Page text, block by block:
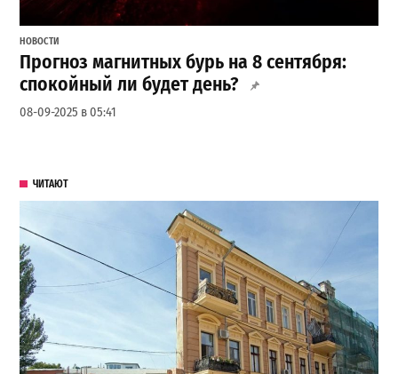
НОВОСТИ
Прогноз магнитных бурь на 8 сентября:
спокойный ли будет день?
08-09-2025 в 05:41
ЧИТАЮТ